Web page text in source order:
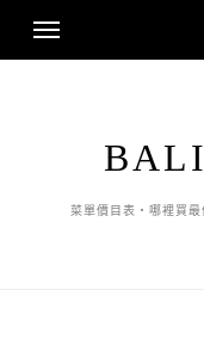
菜單價目表・哪裡買